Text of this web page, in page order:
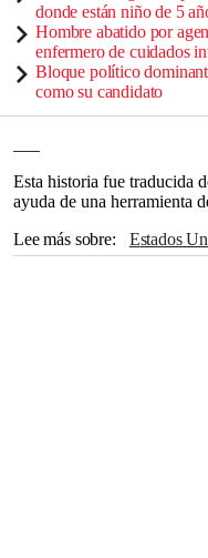
donde están niño de 5
Hombre abatido por
enfermero de cuidados
Bloque político
como su candidato
Esta historia fue traducida
ayuda de una herramienta
Lee más sobre
Estados